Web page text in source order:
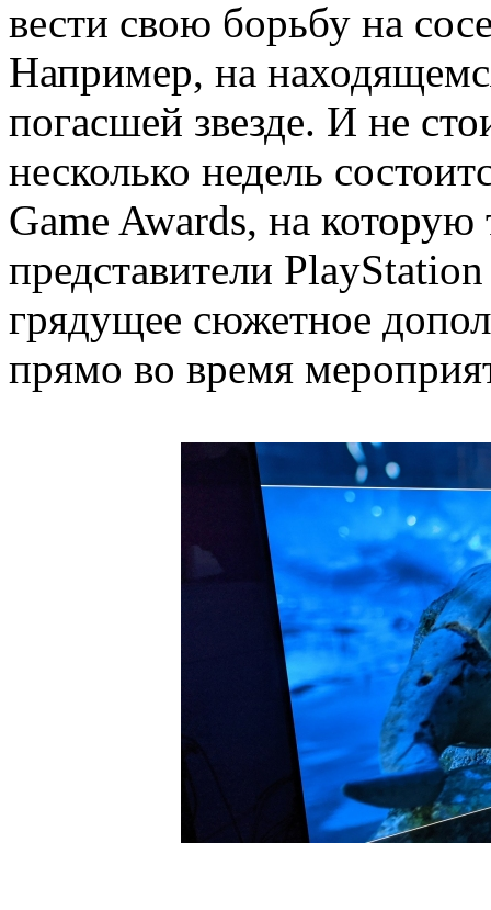
вести свою борьбу на
Например, на
погасшей звезде. И не
несколько недель
Game Awards, на
представители
грядущее сюжетное
прямо во время